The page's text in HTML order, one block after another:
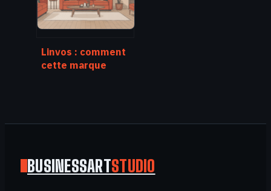
Linvos : comment
cette marque
BUSINESSARTSTUDIO